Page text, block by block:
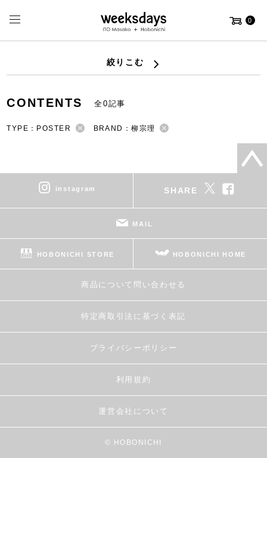
0
絞りこむ
CONTENTS 全0記事
TYPE：POSTER BRAND：柳宗理
instagram SHARE
MAIL
HOBONICHI STORE HOBONICHI HOME
商品について問い合わせる
特定商取引法に基づく表記
プライバシーポリシー
利用規約
運営会社について
© HOBONICHI